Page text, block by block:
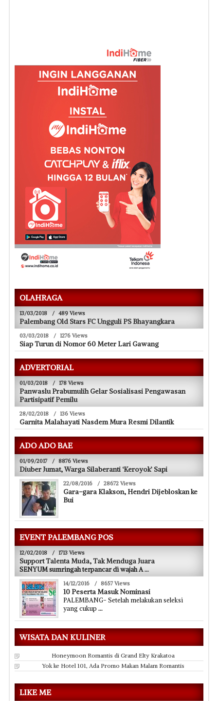
OLAHRAGA
13/03/2018 / 489 Views
Palembang Old Stars FC Ungguli PS Bhayangkara
03/03/2018 / 1276 Views
Siap Turun di Nomor 60 Meter Lari Gawang
ADVERTORIAL
01/03/2018 / 178 Views
Panwaslu Prabumulih Gelar Sosialisasi Pengawasan
Partisipatif Pemilu
28/02/2018 / 136 Views
Garnita Malahayati Nasdem Mura Resmi Dilantik
ADO ADO BAE
01/09/2017 / 8876 Views
Diuber Jumat, Warga Silaberanti ‘Keroyok’ Sapi
22/08/2016 / 28672 Views
Gara-gara Klakson, Hendri Dijebloskan ke
Bui
EVENT PALEMBANG POS
12/02/2018 / 1713 Views
Support Talenta Muda, Tak Menduga Juara
SENYUM sumringah terpancar di wajah A...
14/12/2016 / 8657 Views
10 Peserta Masuk Nominasi
PALEMBANG- Setelah melakukan seleksi
yang cukup ...
WISATA DAN KULINER
Honeymoon Romantis di Grand Elty Krakatoa
Yok ke Hotel 101, Ada Promo Makan Malam Romantis
LIKE ME